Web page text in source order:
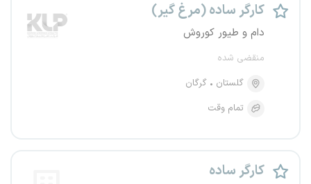
کارگر ساده (مرغ گیر)
دام و طیور کوروش
منقضی شده
گلستان
گرگان
تمام وقت
کارگر ساده